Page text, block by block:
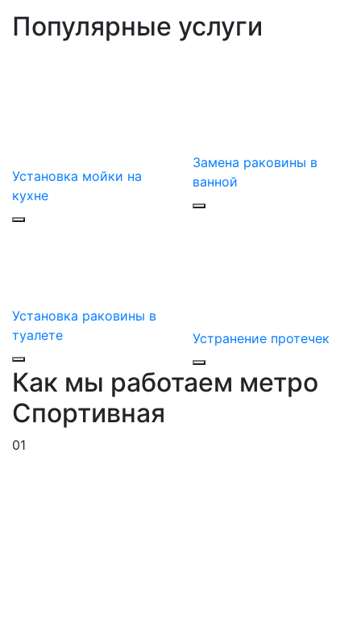
Популярные услуги
Установка мойки на
кухне
Замена раковины в
ванной
Установка раковины в
туалете
Устранение протечек
Как мы работаем метро
Спортивная
01